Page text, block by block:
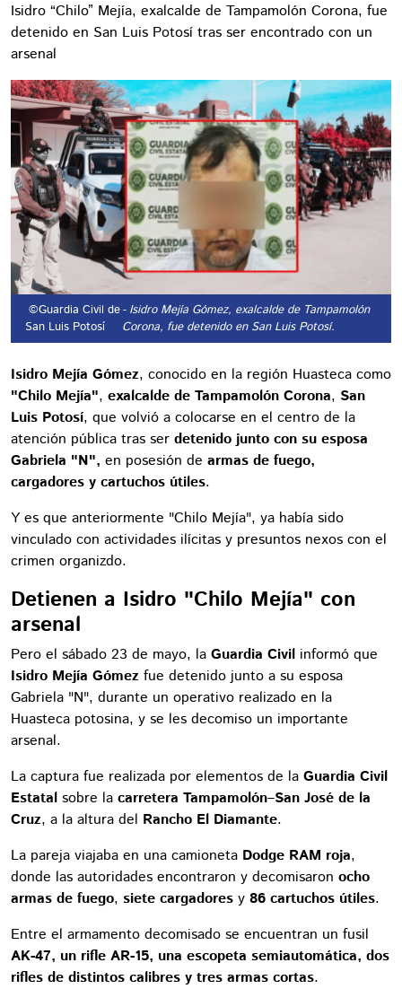
Isidro “Chilo” Mejía, exalcalde de Tampamolón Corona, fue
detenido en San Luis Potosí tras ser encontrado con un
arsenal
©Guardia Civil de
San Luis Potosí
- Isidro Mejía Gómez, exalcalde de Tampamolón
Corona, fue detenido en San Luis Potosí.
Isidro Mejía Gómez, conocido en la región Huasteca como
"Chilo Mejía", exalcalde de Tampamolón Corona, San
Luis Potosí, que volvió a colocarse en el centro de la
atención pública tras ser detenido junto con su esposa
Gabriela "N", en posesión de armas de fuego,
cargadores y cartuchos útiles.
Y es que anteriormente "Chilo Mejía", ya había sido
vinculado con actividades ilícitas y presuntos nexos con el
crimen organizdo.
Detienen a Isidro "Chilo Mejía" con
arsenal
Pero el sábado 23 de mayo, la Guardia Civil informó que
Isidro Mejía Gómez fue detenido junto a su esposa
Gabriela "N", durante un operativo realizado en la
Huasteca potosina, y se les decomiso un importante
arsenal.
La captura fue realizada por elementos de la Guardia Civil
Estatal sobre la carretera Tampamolón–San José de la
Cruz, a la altura del Rancho El Diamante.
La pareja viajaba en una camioneta Dodge RAM roja,
donde las autoridades encontraron y decomisaron ocho
armas de fuego, siete cargadores y 86 cartuchos útiles.
Entre el armamento decomisado se encuentran un fusil
AK-47, un rifle AR-15, una escopeta semiautomática, dos
rifles de distintos calibres y tres armas cortas.